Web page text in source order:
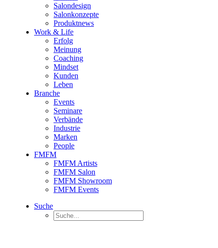
Salondesign
Salonkonzepte
Produktnews
Work & Life
Erfolg
Meinung
Coaching
Mindset
Kunden
Leben
Branche
Events
Seminare
Verbände
Industrie
Marken
People
FMFM
FMFM Artists
FMFM Salon
FMFM Showroom
FMFM Events
Suche